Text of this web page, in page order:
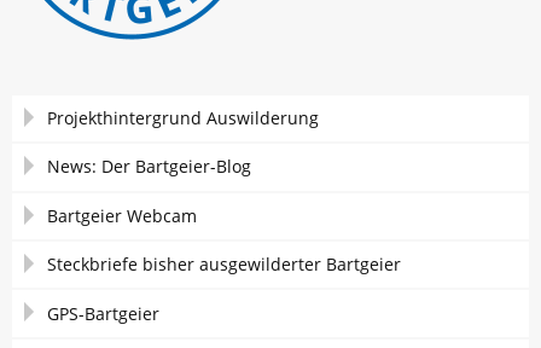
Navigation
Projekthintergrund Auswilderung
News: Der Bartgeier-Blog
Bartgeier Webcam
Steckbriefe bisher ausgewilderter Bartgeier
GPS-Bartgeier